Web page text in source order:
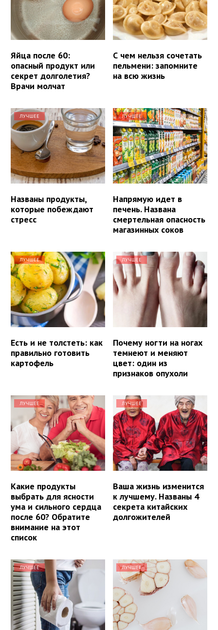
Яйца после 60:
опасный продукт или
секрет долголетия?
Врачи молчат
С чем нельзя сочетать
пельмени: запомните
на всю жизнь
ЛУЧШЕЕ
Названы продукты,
которые побеждают
стресс
ЛУЧШЕЕ
Напрямую идет в
печень. Названа
смертельная опасность
магазинных соков
ЛУЧШЕЕ
Есть и не толстеть: как
правильно готовить
картофель
ЛУЧШЕЕ
Почему ногти на ногах
темнеют и меняют
цвет: один из
признаков опухоли
ЛУЧШЕЕ
Какие продукты
выбрать для ясности
ума и сильного сердца
после 60? Обратите
внимание на этот
список
ЛУЧШЕЕ
Ваша жизнь изменится
к лучшему. Названы 4
секрета китайских
долгожителей
ЛУЧШЕЕ ЛУЧШЕЕ